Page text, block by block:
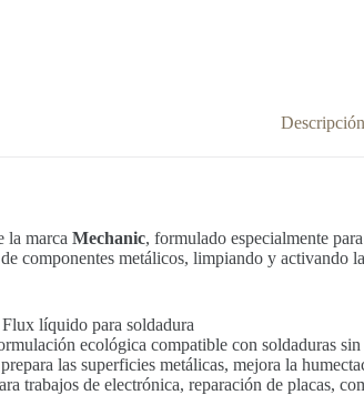
Descripción
la marca Mechanic, formulado especialmente
componentes metálicos, limpiando y activando
Flux líquido para soldadura
ecológica compatible con soldaduras
las superficies metálicas, mejora la
trabajos de electrónica, reparación de placas,